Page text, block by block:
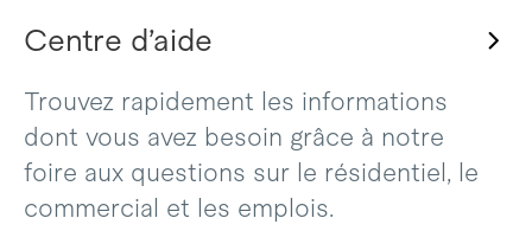
Centre d’aide
Trouvez rapidement les informations
dont vous avez besoin grâce à notre
foire aux questions sur le résidentiel, le
commercial et les emplois.